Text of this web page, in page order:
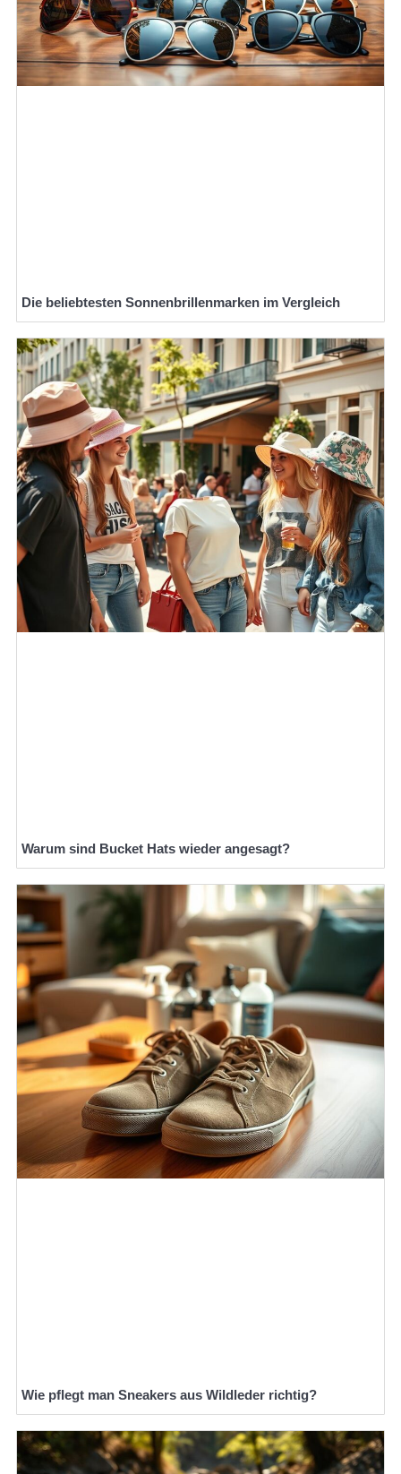
Die beliebtesten Sonnenbrillenmarken im Vergleich
Warum sind Bucket Hats wieder angesagt?
Wie pflegt man Sneakers aus Wildleder richtig?